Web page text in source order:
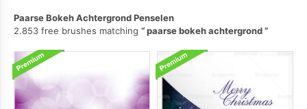
Paarse Bokeh Achtergrond Penselen
2.853 free brushes matching
paarse bokeh achtergrond